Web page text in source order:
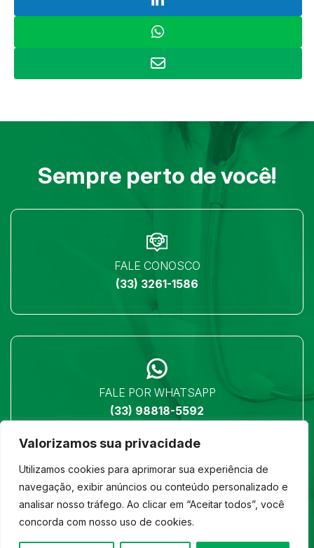
Valorizamos sua privacidade
Utilizamos cookies para aprimorar sua experiência de
navegação, exibir anúncios ou conteúdo personalizado e
analisar nosso tráfego. Ao clicar em “Aceitar todos”, você
concorda com nosso uso de cookies.
Sempre perto de você!
FALE CONOSCO
(33) 3261-1586
FALE POR WHATSAPP
(33) 98818-5592
LOCALIZAÇÃO